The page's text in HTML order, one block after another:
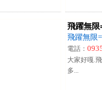
飛躍無限
飛躍無限
電話：
大家好嘎.
多...